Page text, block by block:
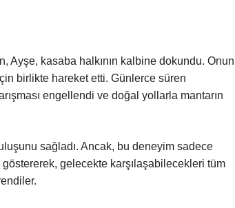
Ayşe, kasaba halkının kalbine dokundu. Onun
birlikte hareket etti. Günlerce süren
engellendi ve doğal yollarla mantarın
sağladı. Ancak, bu deneyim sadece
gelecekte karşılaşabilecekleri tüm